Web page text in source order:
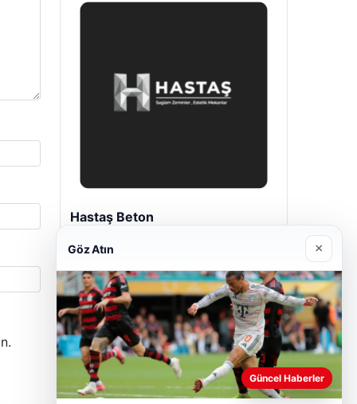
Enes Kaplan Avukatlık Bürosu
Göz Atın ×
Güncel Haberler